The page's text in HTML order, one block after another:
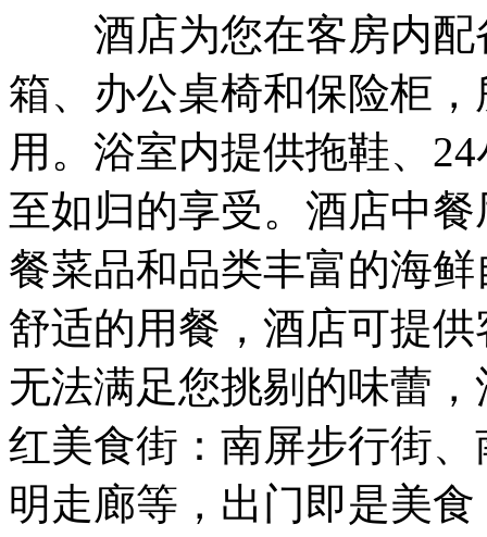
酒店为您在客房内配
箱、办公桌椅和保险柜
用。浴室内提供拖鞋、
至如归的享受。酒店中
餐菜品和品类丰富的海
舒适的用餐，酒店可提
无法满足您挑剔的味蕾
红美食街：南屏步行街
明走廊等，出门即是美